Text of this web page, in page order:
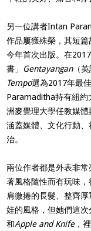
另一位講者Intan
作品屢獲殊榮，其短篇
今年首次出版。在
書」
Gentayangan（英
Tempo選為2017年最
Paramaditha持有紐約
洲麥覺理大學任教媒
涵蓋媒體、文化行動
治。
兩位作者都是外表非
著風格隨性而有玩味
肩微捲的長髮、整齊
娃的風格，但她們這
和Apple and Knife，